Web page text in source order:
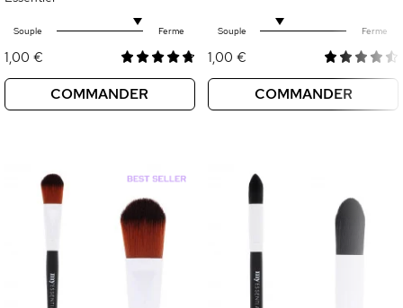
Souple Ferme
1,00 €
COMMANDER
Souple Ferme
1,00 €
COMMANDER